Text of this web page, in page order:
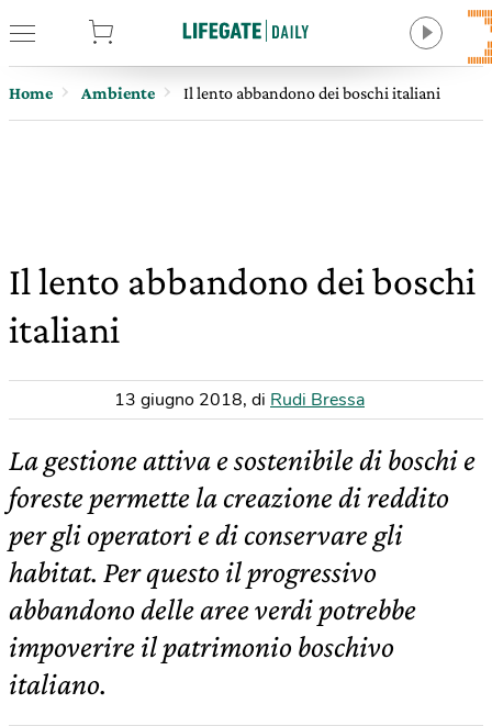
Home Ambiente Il lento abbandono dei boschi italiani
Il lento abbandono dei boschi
italiani
13 giugno 2018, di Rudi Bressa
La gestione attiva e sostenibile di boschi e
foreste permette la creazione di reddito
per gli operatori e di conservare gli
habitat. Per questo il progressivo
abbandono delle aree verdi potrebbe
impoverire il patrimonio boschivo
italiano.